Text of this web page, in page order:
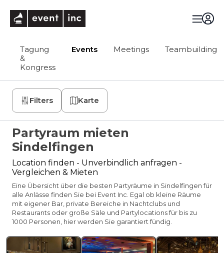
Tagung
&
Kongress
Events Meetings Teambuilding
Filters Karte
Partyraum mieten
Sindelfingen
Location finden - Unverbindlich anfragen -
Vergleichen & Mieten
Eine Übersicht über die besten Partyräume in Sindelfingen für
alle Anlässe finden Sie bei Event Inc. Egal ob kleine Räume
mit eigener Bar, private Bereiche in Nachtclubs und
Restaurants oder große Säle und Partylocations für bis zu
1000 Personen, hier werden Sie garantiert fündig.